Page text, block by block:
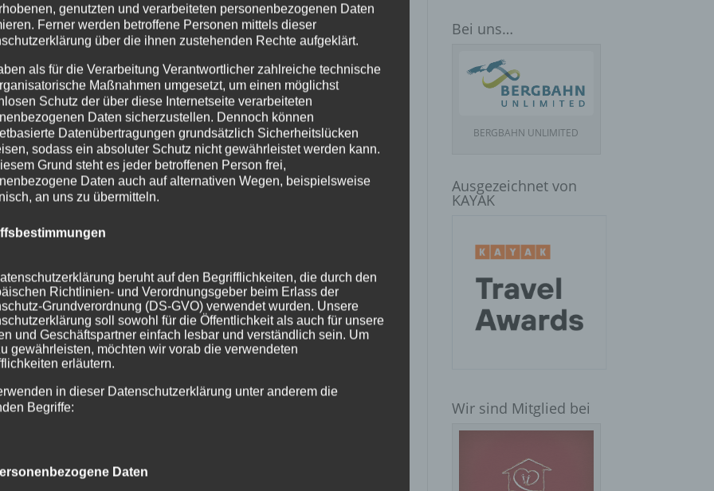
gibt Neuigkeiten zu unserem Hausumbau. Die neuen
geplant und bereits bestellt. Alle unsere neuen Küchen
Ferienwohnung maßgefertigt. Die...
Bei uns…
BERGBAHN UNLIMITED
Ausgezeichnet von
KAYAK
Wir sind Mitglied bei
genutzten und verarbeiteten personenbezogenen Daten
Ferner werden betroffene Personen mittels dieser
über die ihnen zustehenden Rechte aufgeklärt.
als für die Verarbeitung Verantwortlicher zahlreiche technische
Maßnahmen umgesetzt, um einen möglichst
Schutz der über diese Internetseite verarbeiteten
Daten sicherzustellen. Dennoch können
Datenübertragungen grundsätzlich Sicherheitslücken
sodass ein absoluter Schutz nicht gewährleistet werden kann.
Grund steht es jeder betroffenen Person frei,
Daten auch auf alternativen Wegen, beispielsweise
an uns zu übermitteln.
beruht auf den Begrifflichkeiten, die durch den
Richtlinien- und Verordnungsgeber beim Erlass der
Grundverordnung (DS-GVO) verwendet wurden. Unsere
soll sowohl für die Öffentlichkeit als auch für unsere
und Geschäftspartner einfach lesbar und verständlich sein. Um
gewährleisten, möchten wir vorab die verwendeten
erläutern.
in dieser Datenschutzerklärung unter anderem die
Begriffe:
Daten